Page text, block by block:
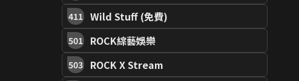
411 Wild Stuff (免費)
501 ROCK綜藝娛樂
503 ROCK X Stream